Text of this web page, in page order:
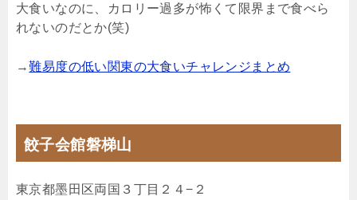
大食いなのに、カロリー過多が怖くて限界まで食べら
れないのだとか(笑)
→難易度の低い関東の大食いチャレンジまとめ
餃子会館磐梯山
東京都墨田区両国３丁目２４−２